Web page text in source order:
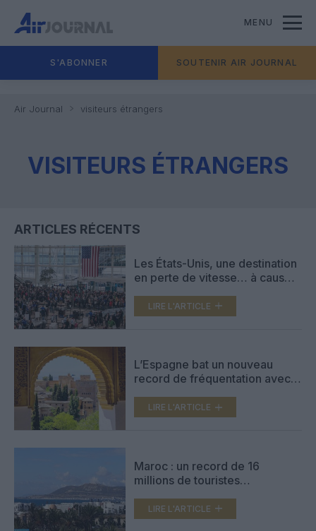
MENU
S'ABONNER SOUTENIR AIR JOURNAL
Air Journal visiteurs étrangers
VISITEURS ÉTRANGERS
ARTICLES RÉCENTS
Les États-Unis, une destination
en perte de vitesse… à cause
LIRE L'ARTICLE
L’Espagne bat un nouveau
record de fréquentation avec
2024
LIRE L'ARTICLE
Maroc : un record de 16
millions de touristes
LIRE L'ARTICLE